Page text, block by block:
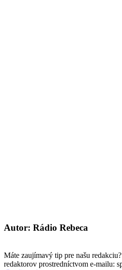
Autor: Rádio Rebeca
Máte zaujímavý tip pre našu
redaktorov prostredníctvom e-mailu: